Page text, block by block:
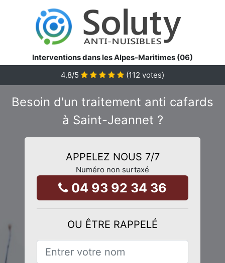
Interventions dans les Alpes-Maritimes (06)
4.8/5 (112 votes)
Besoin d'un traitement anti cafards
à Saint-Jeannet ?
APPELEZ NOUS 7/7
Numéro non surtaxé
04 93 92 34 36
OU ÊTRE RAPPELÉ